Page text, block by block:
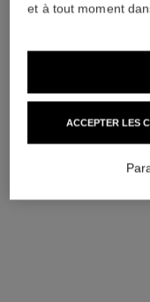
et à tout moment
ACCEPTER LES